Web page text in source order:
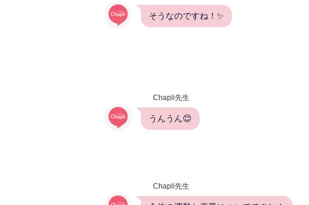
そうなのですね！✨
Chapli先生
うんうん😊
Chapli先生